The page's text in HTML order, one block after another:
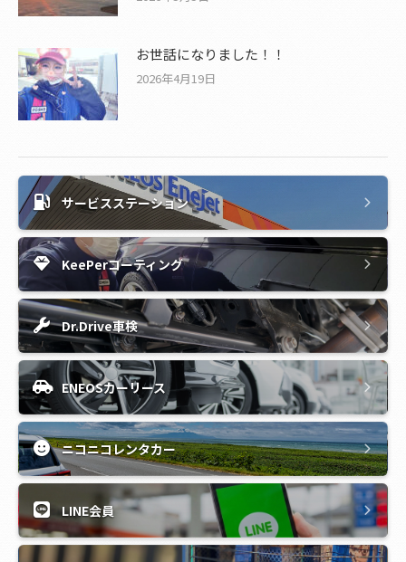
お世話になりました！！
2026年4月19日
サービスステーション
KeePerコーティング
Dr.Drive車検
ENEOSカーリース
ニコニコレンタカー
LINE会員